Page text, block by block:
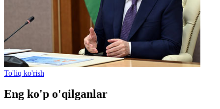
To'liq ko'rish
Eng ko'p o'qilganlar